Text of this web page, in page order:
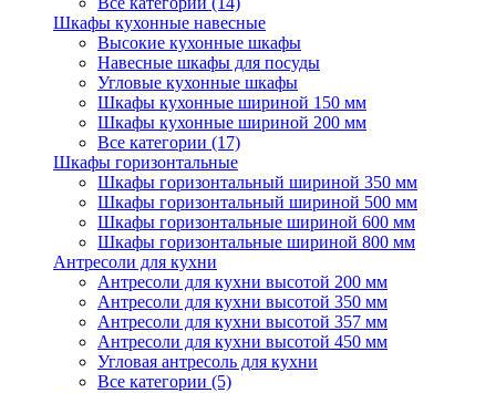
Шкафы кухонные навесные
Высокие кухонные шкафы
Навесные шкафы для посуды
Угловые кухонные шкафы
Шкафы кухонные шириной 150 мм
Шкафы кухонные шириной 200 мм
Все категории (17)
Шкафы горизонтальные
Шкафы горизонтальный шириной 350 мм
Шкафы горизонтальный шириной 500 мм
Шкафы горизонтальные шириной 600 мм
Шкафы горизонтальные шириной 800 мм
Антресоли для кухни
Антресоли для кухни высотой 200 мм
Антресоли для кухни высотой 350 мм
Антресоли для кухни высотой 357 мм
Антресоли для кухни высотой 450 мм
Угловая антресоль для кухни
Все категории (5)